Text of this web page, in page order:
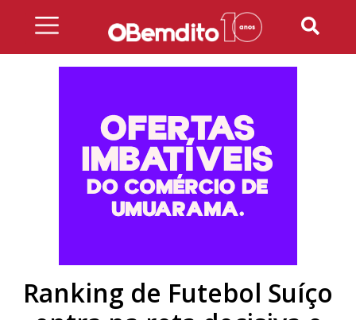
Ranking de Futebol Suíço